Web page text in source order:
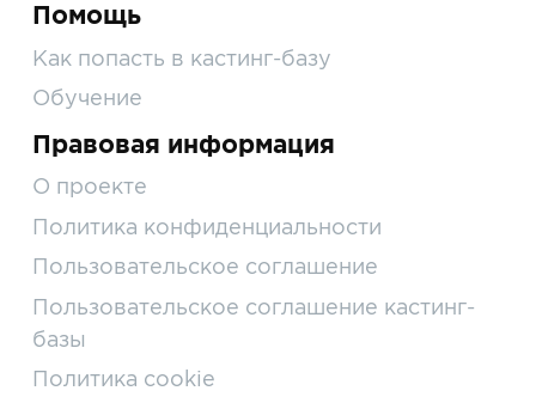
Помощь
Как попасть в кастинг-базу
Обучение
Правовая информация
О проекте
Политика конфиденциальности
Пользовательское соглашение
Пользовательское соглашение кастинг-
базы
Политика cookie